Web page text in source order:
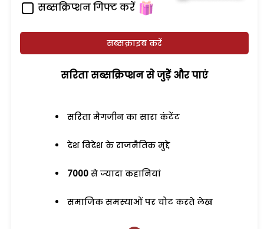
सब्सक्रिप्शन गिफ्ट करें
सब्सक्राइब करें
सरिता सब्सक्रिप्शन से जुड़ेें और पाएं
सरिता मैगजीन का सारा कंटेंट
देश विदेश के राजनैतिक मुद्दे
7000 से ज्यादा कहानियां
समाजिक समस्याओं पर चोट करते लेख